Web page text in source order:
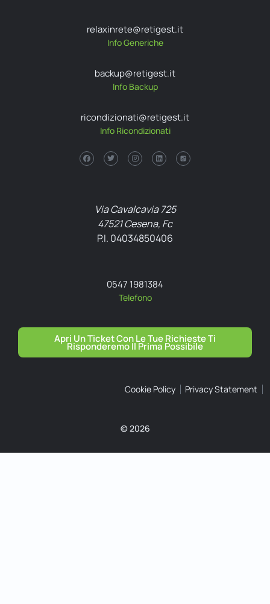
relaxinrete@retigest.it
Info Generiche
backup@retigest.it
Info Backup
ricondizionati@retigest.it
Info Ricondizionati
Via Cavalcavia 725
47521 Cesena, Fc
P.I. 04034850406
0547 1981384
Telefono
Apri Un Ticket Con Le Tue Richieste Ti
Risponderemo Il Prima Possibile
© 2026
Cookie Policy Privacy Statement